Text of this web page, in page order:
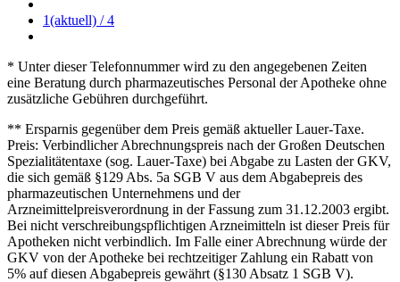
1(aktuell) / 4
* Unter dieser Telefonnummer wird zu den angegebenen Zeiten
eine Beratung durch pharmazeutisches Personal der Apotheke ohne
zusätzliche Gebühren durchgeführt.
** Ersparnis gegenüber dem Preis gemäß aktueller Lauer-Taxe.
Preis: Verbindlicher Abrechnungspreis nach der Großen Deutschen
Spezialitätentaxe (sog. Lauer-Taxe) bei Abgabe zu Lasten der GKV,
die sich gemäß §129 Abs. 5a SGB V aus dem Abgabepreis des
pharmazeutischen Unternehmens und der
Arzneimittelpreisverordnung in der Fassung zum 31.12.2003 ergibt.
Bei nicht verschreibungspflichtigen Arzneimitteln ist dieser Preis für
Apotheken nicht verbindlich. Im Falle einer Abrechnung würde der
GKV von der Apotheke bei rechtzeitiger Zahlung ein Rabatt von
5% auf diesen Abgabepreis gewährt (§130 Absatz 1 SGB V).